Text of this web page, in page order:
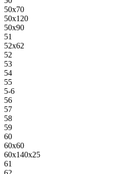
50х70
50х120
50х90
51
52х62
52
53
54
55
5-6
56
57
58
59
60
60х60
60х140х25
61